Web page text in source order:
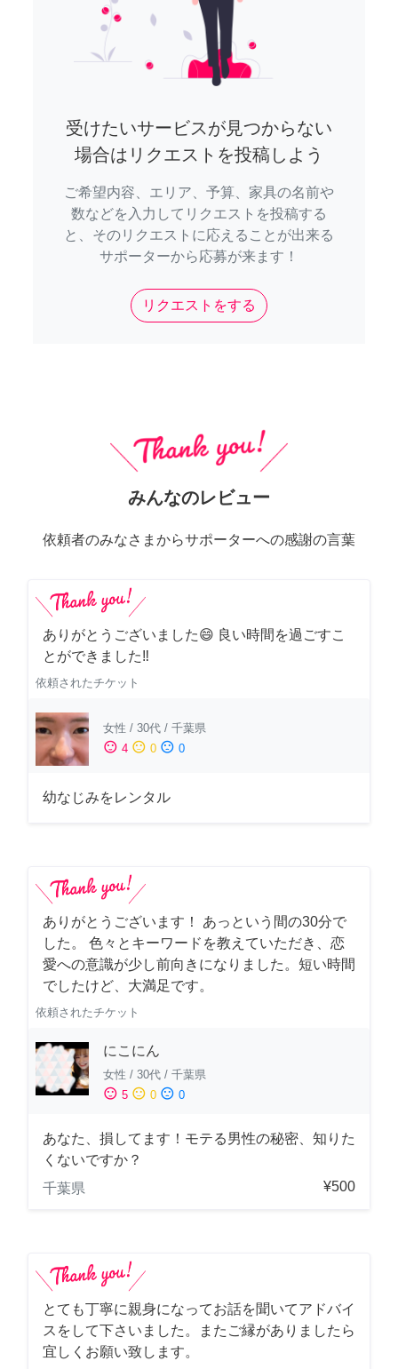
受けたいサービスが見つからない
場合はリクエストを投稿しよう
ご希望内容、エリア、予算、家具の名前や
数などを入力してリクエストを投稿する
と、そのリクエストに応えることが出来る
サポーターから応募が来ます！
リクエストをする
みんなのレビュー
依頼者のみなさまからサポーターへの感謝の言葉
ありがとうございました😄 良い時間を過ごすこ
とができました‼️
依頼されたチケット
女性 / 30代 / 千葉県
sentiment_satisfied 4 sentiment_neutral 0 sentiment_dissatisfied 0
幼なじみをレンタル
ありがとうございます！ あっという間の30分で
した。 色々とキーワードを教えていただき、恋
愛への意識が少し前向きになりました。短い時間
でしたけど、大満足です。
依頼されたチケット
にこにん
女性 / 30代 / 千葉県
sentiment_satisfied 5 sentiment_neutral 0 sentiment_dissatisfied 0
あなた、損してます！モテる男性の秘密、知りた
くないですか？
千葉県
¥500
とても丁寧に親身になってお話を聞いてアドバイ
スをして下さいました。またご縁がありましたら
宜しくお願い致します。